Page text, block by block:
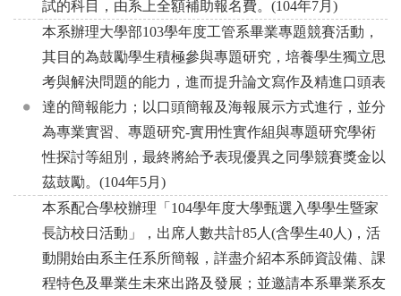
試的科目，由系上全額補助報名費。(104年7月)
本系辦理大學部103學年度工管系畢業專題競賽活動，
其目的為鼓勵學生積極參與專題研究，培養學生獨立思
考與解決問題的能力，進而提升論文寫作及精進口頭表
達的簡報能力；以口頭簡報及海報展示方式進行，並分
為專業實習、專題研究-實用性實作組與專題研究學術
性探討等組別，最終將給予表現優異之同學競賽獎金以
茲鼓勵。(104年5月)
本系配合學校辦理「104學年度大學甄選入學學生暨家
長訪校日活動」，出席人數共計85人(含學生40人)，活
動開始由系主任系所簡報，詳盡介紹本系師資設備、課
程特色及畢業生未來出路及發展；並邀請本系畢業系友